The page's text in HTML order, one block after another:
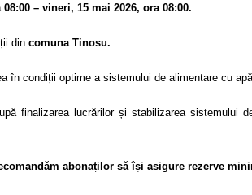
– vineri, 15 mai 2026, ora 08:00.
din comuna Tinosu.
în condiții optime a sistemului de alimentare cu
finalizarea lucrărilor și stabilizarea sistemului
abonaților să își asigure rezerve